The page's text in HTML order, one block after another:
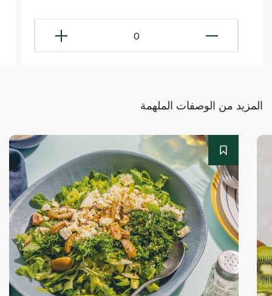
0
المزيد من الوصفات الملهمة